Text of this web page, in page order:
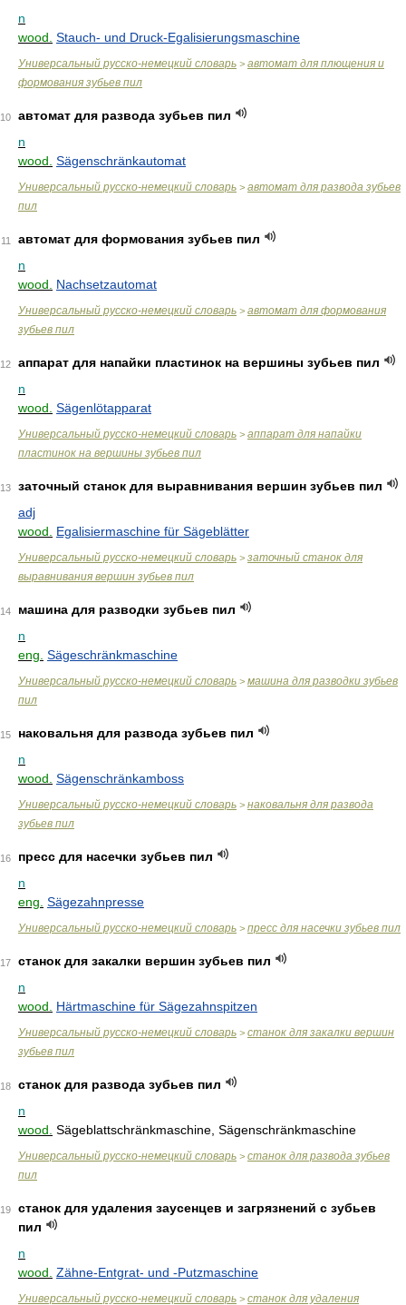
n
wood. Stauch- und Druck-Egalisierungsmaschine
Универсальный русско-немецкий словарь > автомат для плющения и
формования зубьев пил
10
автомат для развода зубьев пил
n
wood. Sägenschränkautomat
Универсальный русско-немецкий словарь > автомат для развода зубьев
пил
11
автомат для формования зубьев пил
n
wood.
Nachsetzautomat
Универсальный русско-немецкий словарь > автомат для формования
зубьев пил
12
аппарат для напайки пластинок на вершины зубьев пил
n
wood. Sägenlötapparat
Универсальный русско-немецкий словарь > аппарат для напайки
пластинок на вершины зубьев пил
13
заточный станок для выравнивания вершин зубьев пил
adj
wood.
Egalisiermaschine für Sägeblätter
Универсальный русско-немецкий словарь > заточный станок для
выравнивания вершин зубьев пил
14
машина для разводки зубьев пил
n
eng. Sägeschränkmaschine
Универсальный русско-немецкий словарь > машина для разводки зубьев
пил
15
наковальня для развода зубьев пил
n
wood. Sägenschränkamboss
Универсальный русско-немецкий словарь > наковальня для развода
зубьев пил
16
пресс для насечки зубьев пил
n
eng. Sägezahnpresse
Универсальный русско-немецкий словарь > пресс для насечки зубьев пил
17
станок для закалки вершин зубьев пил
n
wood.
Härtmaschine für Sägezahnspitzen
Универсальный русско-немецкий словарь > станок для закалки вершин
зубьев пил
18
станок для развода зубьев пил
n
wood. Sägeblattschränkmaschine, Sägenschränkmaschine
Универсальный русско-немецкий словарь > станок для развода зубьев
пил
19
станок для удаления заусенцев и загрязнений с зубьев
пил
n
wood. Zähne-Entgrat- und -Putzmaschine
Универсальный русско-немецкий словарь > станок для удаления